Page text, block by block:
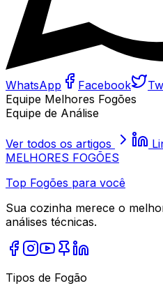
WhatsApp Facebook
Equipe Melhores Fogões
Equipe de Análise
Ver todos os artigos
MELHORES FOGÕES
Top Fogões para você
Sua cozinha merece o
análises técnicas.
Tipos de Fogão